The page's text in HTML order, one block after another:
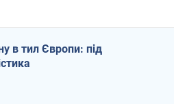
в тил Європи: під